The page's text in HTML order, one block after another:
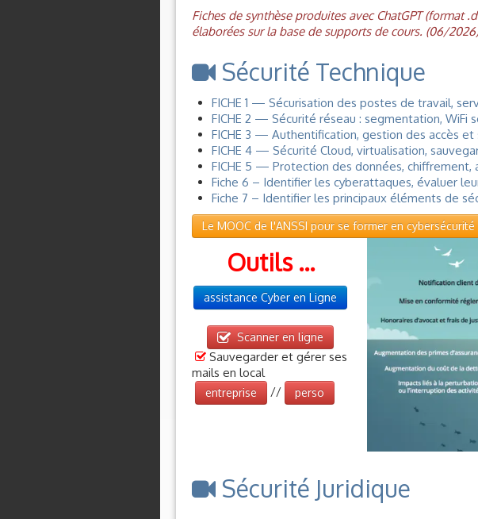
Fiches de synthèse produites avec ChatGPT
élaborées sur la base de supports de cours. (06/2026)
Sécurité Technique
FICHE 1 — Sécurisation des postes de travail,
FICHE 2 — Sécurité réseau : segmentation, WiFi
FICHE 3 — Authentification, gestion des accès
FICHE 4 — Sécurité Cloud, virtualisation,
FICHE 5 — Protection des données,
Fiche 6 – Identifier les cyberattaques, évaluer
Fiche 7 – Identifier les principaux éléments de
Le MOOC de l'ANSSI pour se former en cybersécurité
Outils ...
assistance Cyber en Ligne
Scanner en ligne
Sauvegarder et gérer ses
mails en local
entreprise // perso
Sécurité Juridique